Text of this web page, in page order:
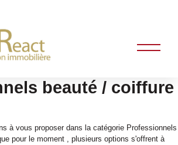
beauté / coiffure
à vous proposer dans la catégorie Professionnels
pour le moment , plusieurs options s'offrent à